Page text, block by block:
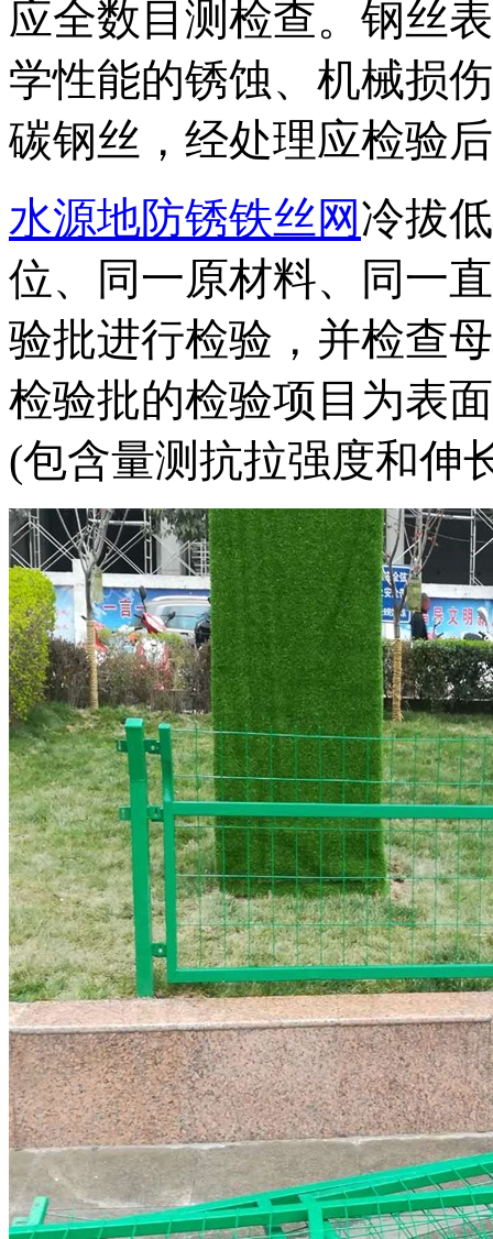
应全数目测检查。钢丝
学性能的锈蚀、机械损
碳钢丝，经处理应检验
水源地防锈铁丝网冷拔
位、同一原材料、同一
验批进行检验，并检查
检验批的检验项目为表
(包含量测抗拉强度和伸